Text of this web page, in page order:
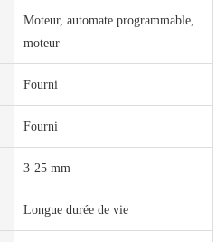
Moteur, automate programmable,
moteur
Fourni
Fourni
3-25 mm
Longue durée de vie